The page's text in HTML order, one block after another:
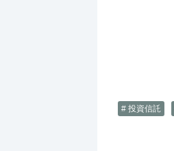
# 投資信託